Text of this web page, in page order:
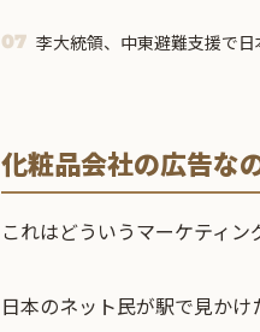
せん！」→ここでＡがｗ
07 李大統領、中東避難支援で
化粧品会社の広告な
これはどういうマーケティン
日本のネット民が駅で見かけ